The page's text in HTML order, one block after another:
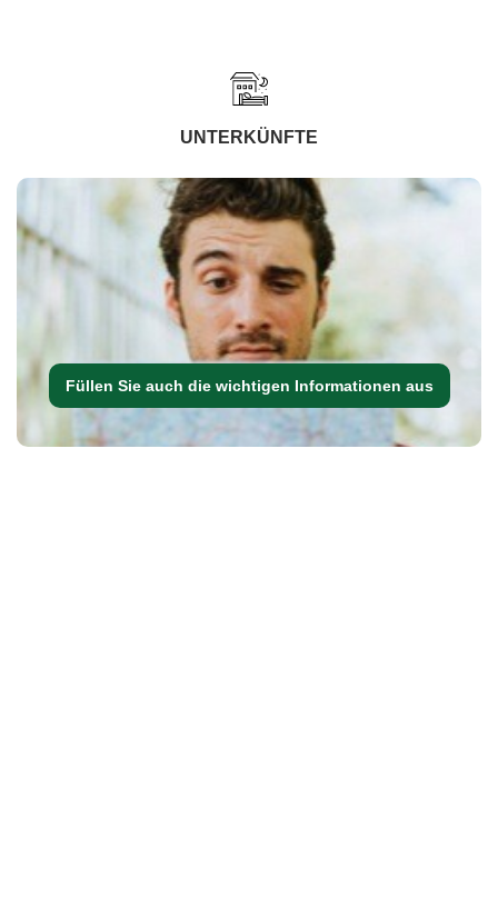
UNTERKÜNFTE
Füllen Sie auch die wichtigen Informationen aus